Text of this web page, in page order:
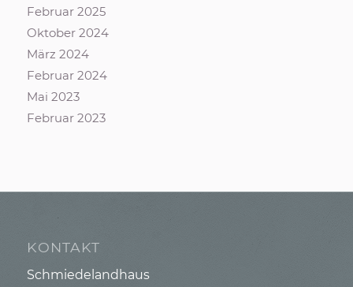
Februar 2025
Oktober 2024
März 2024
Februar 2024
Mai 2023
Februar 2023
KONTAKT
Schmiedelandhaus